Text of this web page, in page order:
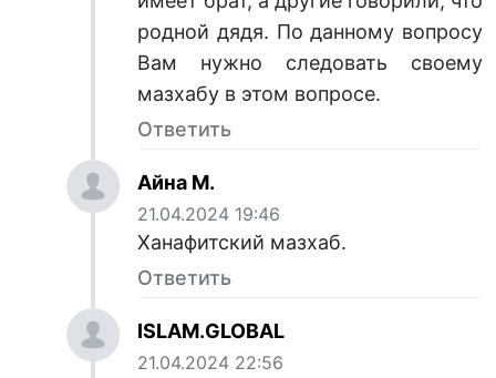
родной дядя. По данному вопросу
Вам нужно следовать своему
мазхабу в этом вопросе.
Ответить
Айна М.
21.04.2024 19:46
Ханафитский мазхаб.
Ответить
ISLAM.GLOBAL
21.04.2024 22:56